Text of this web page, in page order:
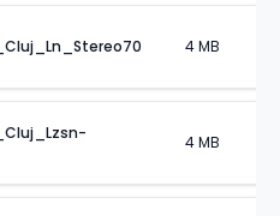
4 MB
4 MB